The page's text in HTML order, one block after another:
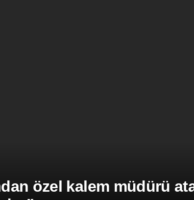
özel kalem müdürü